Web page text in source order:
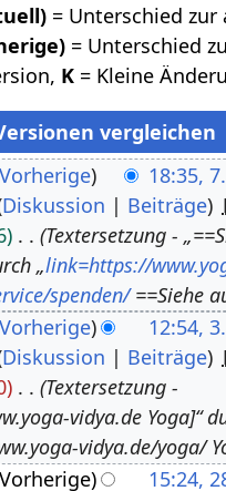
= Unterschied zur
= Unterschied
K = Kleine
Vorherige
18:35,
Diskussion Beiträge
Textersetzung -
„link=https://
spenden/==Siehe
Vorherige
12:54,
Diskussion Beiträge
Textersetzung -
vidya.de Yoga]“
vidya.de/yoga/
Vorherige 15:24,